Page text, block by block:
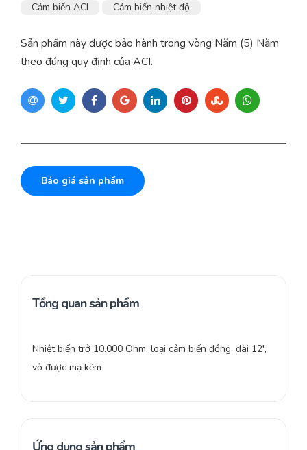
Cảm biến ACI Cảm biến nhiệt độ
Sản phẩm này được bảo hành trong vòng Năm (5) Năm
theo đúng quy định của ACI.
Báo giá sản phẩm
Tổng quan sản phẩm
Nhiệt biến trở 10.000 Ohm, loại cảm biến đồng, dài 12′,
vỏ được mạ kẽm
Ứng dụng sản phẩm